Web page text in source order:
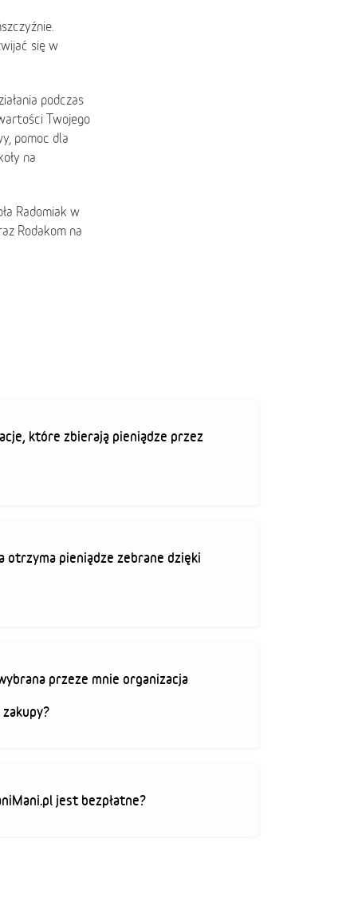
się w
podczas
Twojego
pomoc dla
na
Radomiak w
Rodakom na
które zbierają pieniądze przez
otrzyma pieniądze zebrane dzięki
przeze mnie organizacja
jest bezpłatne?